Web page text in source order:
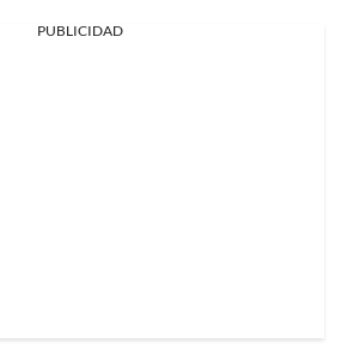
PUBLICIDAD